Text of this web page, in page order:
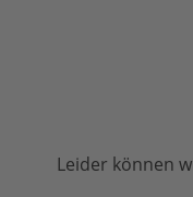
Leider können